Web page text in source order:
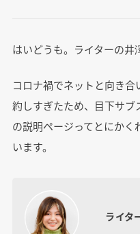
はいどうも。ライターの井
コロナ禍でネットと向き
約しすぎたため、目下サ
の説明ページってとにか
います。
ライタ